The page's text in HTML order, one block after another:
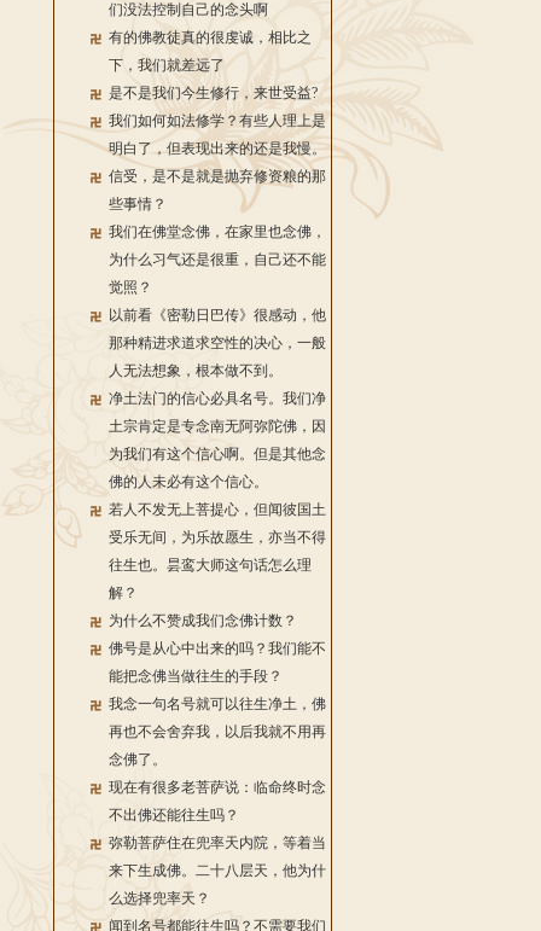
们没法控制自己的念头啊
有的佛教徒真的很虔诚，相比之
下，我们就差远了
是不是我们今生修行，来世受益?
我们如何如法修学？有些人理上是
明白了，但表现出来的还是我慢。
信受，是不是就是抛弃修资粮的那
些事情？
我们在佛堂念佛，在家里也念佛，
为什么习气还是很重，自己还不能
觉照？
以前看《密勒日巴传》很感动，他
那种精进求道求空性的决心，一般
人无法想象，根本做不到。
净土法门的信心必具名号。我们净
土宗肯定是专念南无阿弥陀佛，因
为我们有这个信心啊。但是其他念
佛的人未必有这个信心。
若人不发无上菩提心，但闻彼国土
受乐无间，为乐故愿生，亦当不得
往生也。昙鸾大师这句话怎么理
解？
为什么不赞成我们念佛计数？
佛号是从心中出来的吗？我们能不
能把念佛当做往生的手段？
我念一句名号就可以往生净土，佛
再也不会舍弃我，以后我就不用再
念佛了。
现在有很多老菩萨说：临命终时念
不出佛还能往生吗？
弥勒菩萨住在兜率天内院，等着当
来下生成佛。二十八层天，他为什
么选择兜率天？
闻到名号都能往生吗？不需要我们